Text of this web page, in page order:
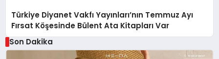
Türkiye Diyanet Vakfı Yayınları’nın Temmuz Ayı
Fırsat Köşesinde Bülent Ata Kitapları Var
Son Dakika